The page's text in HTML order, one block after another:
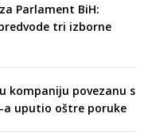
Parlament BiH:
tri izborne
kompaniju povezanu s
a uputio oštre poruke